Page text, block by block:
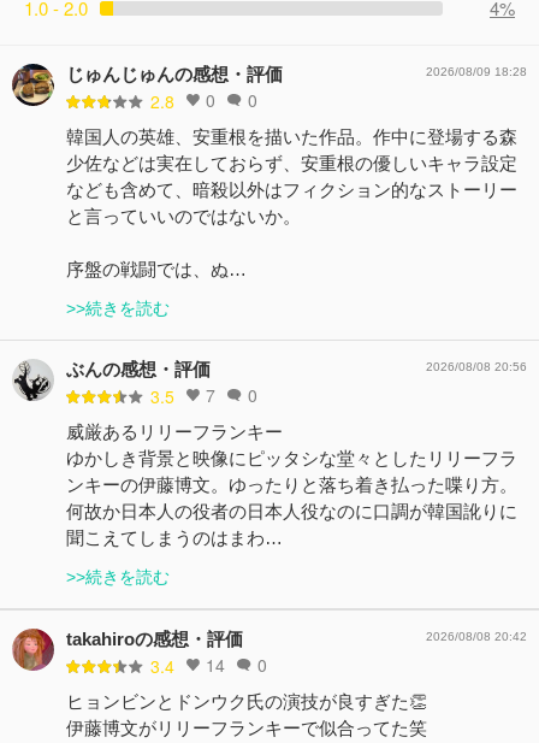
1.0 - 2.0
4%
じゅんじゅんの感想・評価
2.8 0 0
2026/08/09 18:28
韓国人の英雄、安重根を描いた作品。作中に登場する森
少佐などは実在しておらず、安重根の優しいキャラ設定
なども含めて、暗殺以外はフィクション的なストーリー
と言っていいのではないか。
序盤の戦闘では、ぬ…
>>続きを読む
ぶんの感想・評価
3.5 7 0
2026/08/08 20:56
威厳あるリリーフランキー
ゆかしき背景と映像にピッタシな堂々としたリリーフラ
ンキーの伊藤博文。ゆったりと落ち着き払った喋り方。
何故か日本人の役者の日本人役なのに口調が韓国訛りに
聞こえてしまうのはまわ…
>>続きを読む
takahiroの感想・評価
3.4 14 0
2026/08/08 20:42
ヒョンビンとドンウク氏の演技が良すぎた👏
伊藤博文がリリーフランキーで似合ってた笑